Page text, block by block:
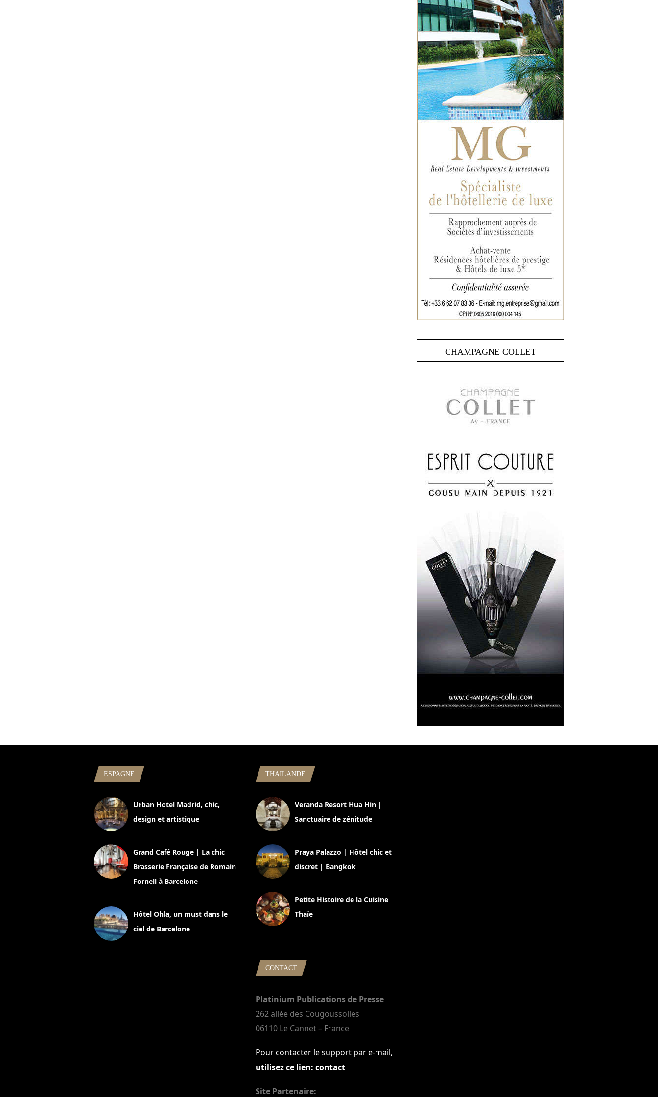
CHAMPAGNE COLLET
ESPAGNE
Urban Hotel Madrid, chic,
design et artistique
Grand Café Rouge | La chic
Brasserie Française de Romain
Fornell à Barcelone
Hôtel Ohla, un must dans le
ciel de Barcelone
THAILANDE
Veranda Resort Hua Hin |
Sanctuaire de zénitude
Praya Palazzo | Hôtel chic et
discret | Bangkok
Petite Histoire de la Cuisine
Thaïe
CONTACT
Platinium Publications de Presse
262 allée des Cougoussolles
06110 Le Cannet – France
Pour contacter le support par e-mail,
utilisez ce lien: contact
Site Partenaire: